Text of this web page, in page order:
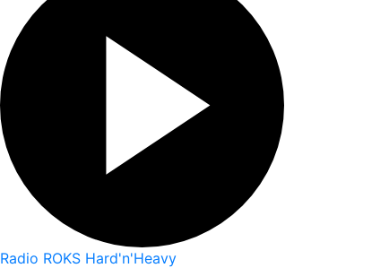
Radio ROKS Hard'n'Heavy